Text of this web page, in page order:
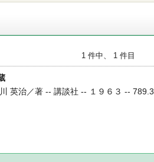
1 件中、 1 件目
英治／著 -- 講談社 -- １９６３ -- 789.3